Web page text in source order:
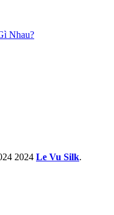
Nhau?
2024 Le Vu Silk.